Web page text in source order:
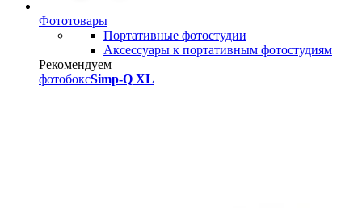
Фототовары
Портативные фотостудии
Аксессуары к портативным фотостудиям
Рекомендуем
фотобоксSimp-Q XL